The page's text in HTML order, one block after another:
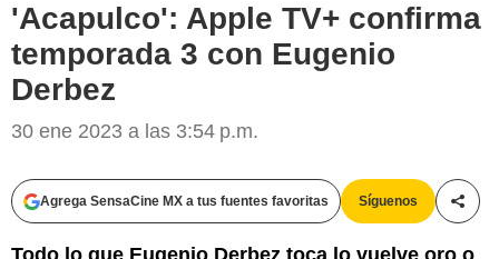
'Acapulco': Apple TV+ confirma
temporada 3 con Eugenio
Derbez
30 ene 2023 a las 3:54 p.m.
Agrega SensaCine MX a tus fuentes favoritas Síguenos
Todo lo que Eugenio Derbez toca lo vuelve oro o